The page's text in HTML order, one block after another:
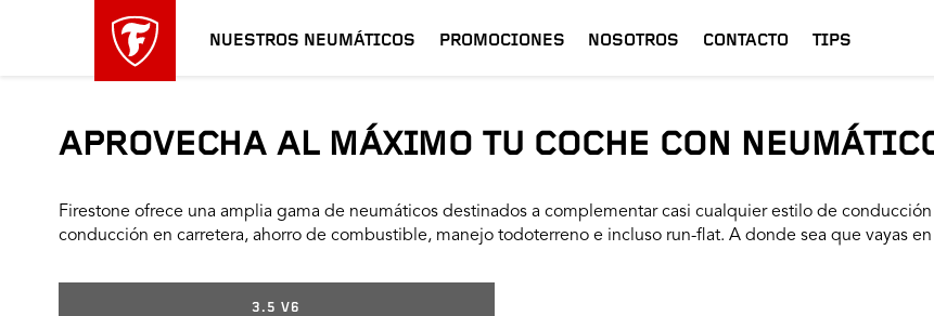
NUESTROS NEUMÁTICOS PROMOCIONES NOSOTROS CONTACTO TIPS
APROVECHA AL MÁXIMO TU COCHE CON
Firestone ofrece una amplia gama de neumáticos destinados a complementar casi cualquier estilo de
conducción en carretera, ahorro de combustible, manejo todoterreno e incluso run-flat. A donde sea que vayas
3.5 V6